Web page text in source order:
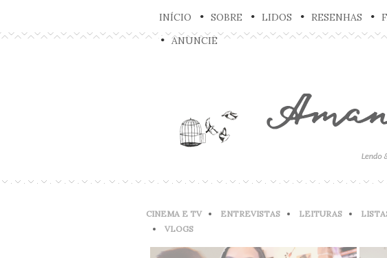
INÍCIO SOBRE LIDOS RESENHAS
ANUNCIE
CINEMA E TV ENTREVISTAS LEITURAS
VLOGS